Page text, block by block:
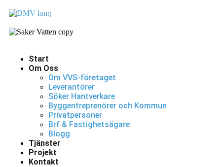
Start
Om Oss
Om VVS-företaget
Leverantörer
Söker Hantverkare
Byggentreprenörer och Kommun
Privatpersoner
Brf & Fastighetsägare
Blogg
Tjänster
Projekt
Kontakt